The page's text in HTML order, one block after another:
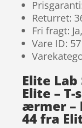
Returret:
Fri fragt:
Vare ID:
Elite
Elite –
ærmer –
44 fra